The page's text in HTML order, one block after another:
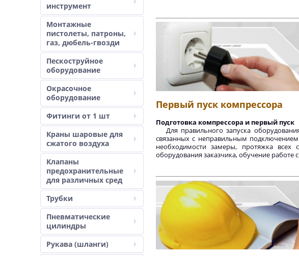
инструмент
Монтажные
пистолеты, патроны,
газ, дюбель-гвозди
Пескоструйное
оборудование
Окрасочное
оборудование
Фитинги от 1 шт
Краны шаровые для
сжатого воздуха
Клапаны
предохранительные
для различных сред
Трубки
Пневматические
цилиндры
Рукава (шланги)
Первый пуск компрессора
Подготовка компрессора и первый пуск
Для правильного запуска
связанных с неправильным
необходимости замеры, протяжка
оборудования заказчика, обучение